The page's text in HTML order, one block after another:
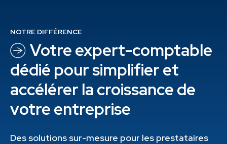
NOTRE DIFFÉRENCE
Votre expert-comptable
dédié pour simplifier et
accélérer la croissance de
votre entreprise
Des solutions sur-mesure pour les prestataires